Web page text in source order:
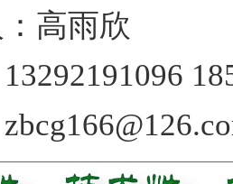
高雨欣